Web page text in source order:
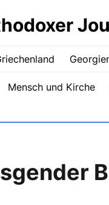
Mensch und Kirche